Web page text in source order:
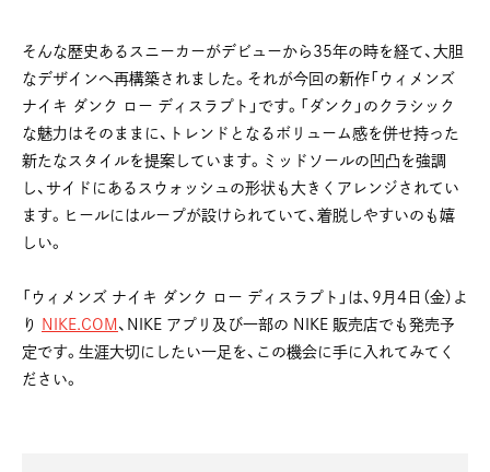
そんな歴史あるスニーカーがデビューから35年の時を経て、大胆
なデザインへ再構築されました。それが今回の新作「ウィメンズ
ナイキ ダンク ロー ディスラプト」です。「ダンク」のクラシック
な魅力はそのままに、トレンドとなるボリューム感を併せ持った
新たなスタイルを提案しています。ミッドソールの凹凸を強調
し、サイドにあるスウォッシュの形状も大きくアレンジされてい
ます。ヒールにはループが設けられていて、着脱しやすいのも嬉
しい。
「ウィメンズ ナイキ ダンク ロー ディスラプト」は、9月4日（金）よ
り
NIKE.COM 、NIKE アプリ及び一部の NIKE 販売店でも発売予
定です。生涯大切にしたい一足を、この機会に手に入れてみてく
ださい。